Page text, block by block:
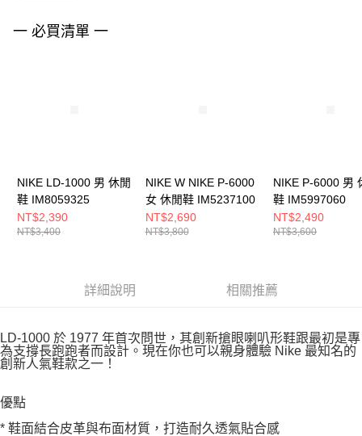
４．使用「AFTEE先享後付」時，將依據個別帳號之用戶狀況，依本公司即
一 必買清單 一
NIKE LD-1000 男 休閒
鞋 IM8059325
NT$2,390
NT$3,400
NIKE W NIKE P-6000
女 休閒鞋 IM5237100
NT$2,690
NT$3,800
NIKE P-6000 男
鞋 IM5997060
NT$2,490
NT$3,600
詳細說明 相關推薦
LD-1000 於 1977 年首次問世，其創新搶眼喇叭形鞋跟最初是專
為支撐長跑跑者而設計。現在你也可以親身體驗 Nike 最知名的
創新人氣鞋款之一！
優點
* 鞋面結合皮革與布面材質，打造耐久透氣貼合感